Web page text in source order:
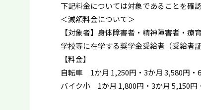
下記料金については対象であることを確
＜減額料金について＞
【対象者】身体障害者・精神障害者・
学校等に在学する奨学金受給者（受給者証
【料金】
自転車 1か月 1,250円・3か月 3,580円・
バイク小 1か月 1,800円・3か月 5,150円